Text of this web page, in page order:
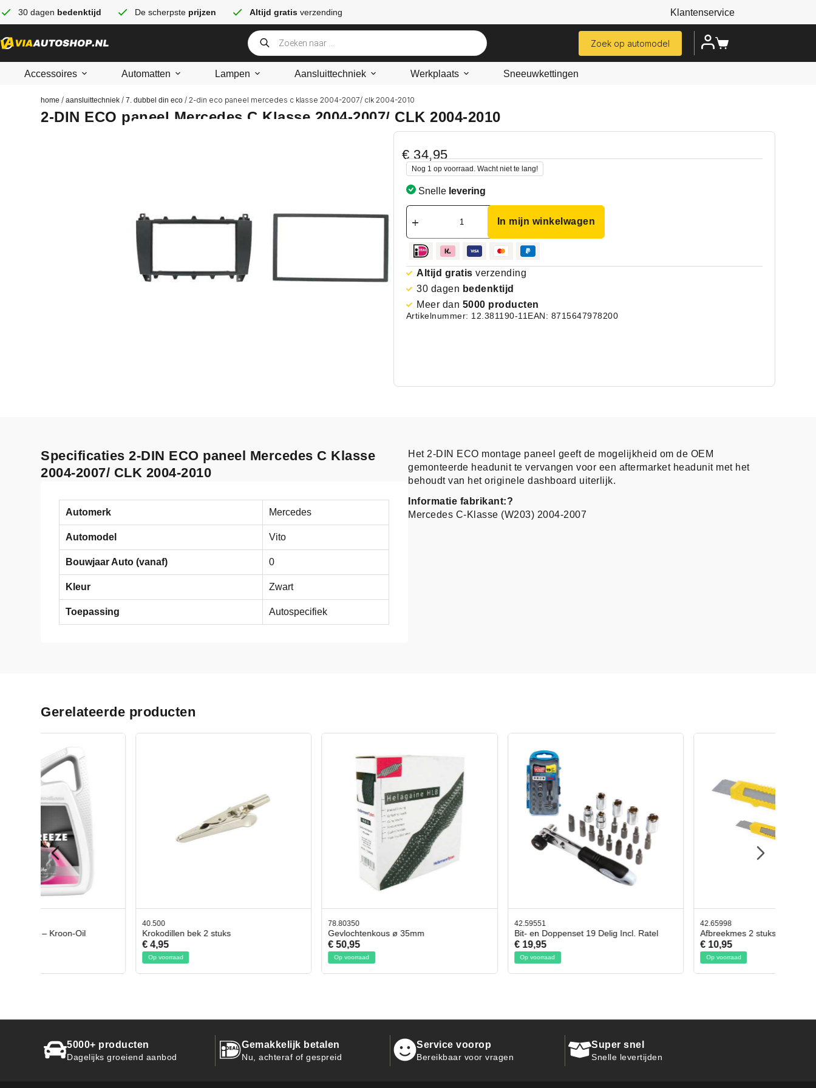
30 dagen bedenktijd De scherpste prijzen Altijd gratis verzending Klantenservice
Zoek op automodel
Accessoires Automatten Lampen Aansluittechniek Werkplaats Sneeuwkettingen
home /aansluittechniek /7. dubbel din eco / 2-din eco paneel mercedes c klasse 2004-2007/ clk 2004-2010
2-DIN ECO paneel Mercedes C Klasse 2004-2007/ CLK 2004-2010
€34,95
Nog 1 op voorraad. Wacht niet te lang!
Snelle levering
In mijn winkelwagen
Altijd gratis verzending
30 dagen bedenktijd
Meer dan 5000 producten
Artikelnummer: 12.381190-11EAN: 8715647978200
Specificaties 2-DIN ECO paneel Mercedes C Klasse
2004-2007/ CLK 2004-2010
Automerk Mercedes
Automodel Vito
Bouwjaar Auto (vanaf) 0
Kleur Zwart
Toepassing Autospecifiek
Het 2-DIN ECO montage paneel geeft de mogelijkheid om de OEM
gemonteerde headunit te vervangen voor een aftermarket headunit met het
behoudt van het originele dashboard uiterlijk.
Informatie fabrikant:?
Mercedes C-Klasse (W203) 2004-2007
Gerelateerde producten
Krokodillen bek 2 stuks Gevlochtenkous ø 35mm Bit- en Doppenset 19 Delig Incl. Ratel Afbreekmes 2 stuks
5000+ producten
Dagelijks groeiend aanbod
Gemakkelijk betalen
Nu, achteraf of gespreid
Service voorop
Bereikbaar voor vragen
Super snel
Snelle levertijden